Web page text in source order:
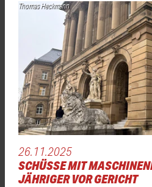
Thomas Heckmann
26.11.2025
SCHÜSSE MIT
JÄHRIGER VOR GERICHT